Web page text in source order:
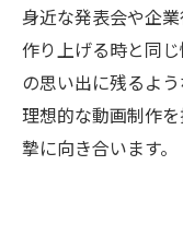
身近な発表会や企
作り上げる時と同
の思い出に残るよう
理想的な動画制作
摯に向き合います。